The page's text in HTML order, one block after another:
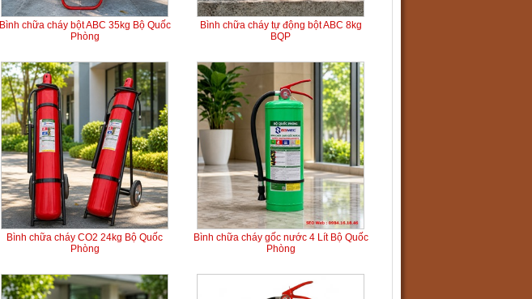
Bình chữa cháy bột ABC 35kg Bộ Quốc
Phòng
Bình chữa cháy tự động bột ABC 8kg
BQP
Bình chữa cháy CO2 24kg Bộ Quốc
Phòng
Bình chữa cháy gốc nước 4 Lít Bộ Quốc
Phòng